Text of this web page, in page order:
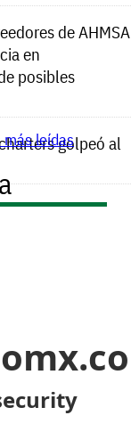
de AHMSA
en
posibles
golpeó al
leídas